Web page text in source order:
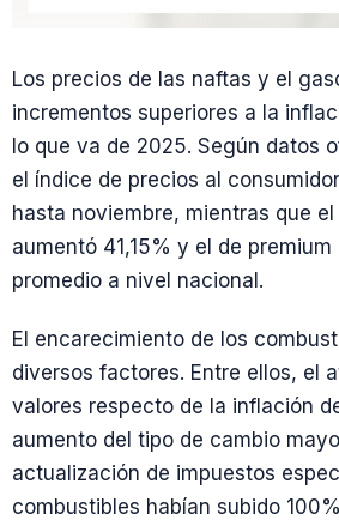
Los precios de las naftas y el
incrementos superiores a la
lo que va de 2025. Según datos
el índice de precios al
hasta noviembre, mientras que
aumentó 41,15% y el de premium
promedio a nivel nacional.
El encarecimiento de los
diversos factores. Entre ellos, el
valores respecto de la inflación
aumento del tipo de cambio
actualización de impuestos
combustibles habían subido